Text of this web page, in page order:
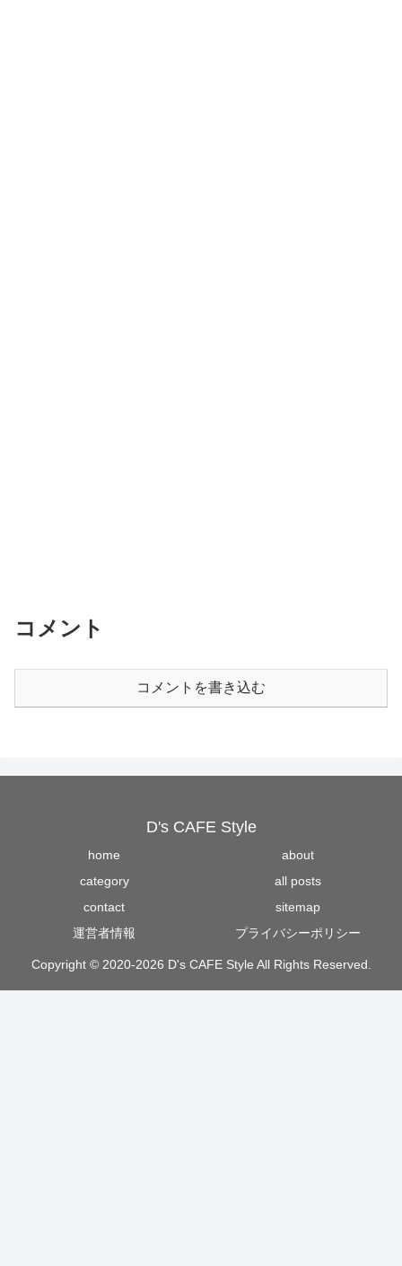
コメント
コメントを書き込む
D's CAFE Style
home
about
category
all posts
contact
sitemap
運営者情報
プライバシーポリシー
Copyright © 2020-2026 D's CAFE Style All Rights Reserved.